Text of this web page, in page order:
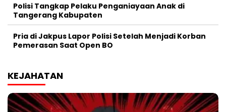
Polisi Tangkap Pelaku Penganiayaan Anak di
Tangerang Kabupaten
Pria di Jakpus Lapor Polisi Setelah Menjadi Korban
Pemerasan Saat Open BO
KEJAHATAN